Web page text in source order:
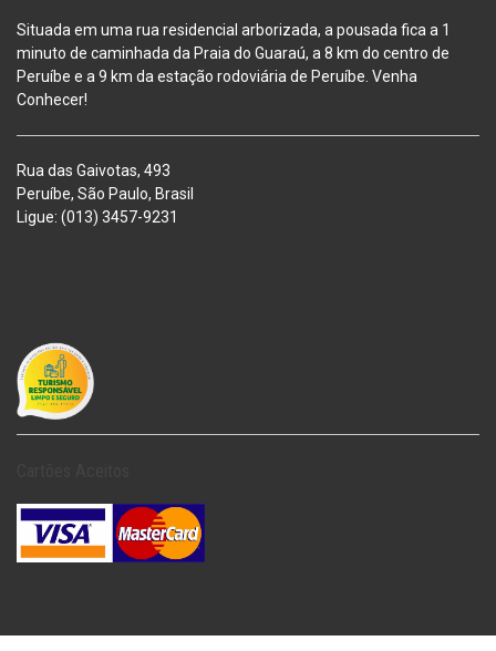
Situada em uma rua residencial arborizada, a pousada fica a 1
minuto de caminhada da Praia do Guaraú, a 8 km do centro de
Peruíbe e a 9 km da estação rodoviária de Peruíbe. Venha
Conhecer!
Rua das Gaivotas, 493
Peruíbe, São Paulo, Brasil
Ligue: (013) 3457-9231